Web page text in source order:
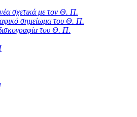
νέα σχετικά με τον Θ. Π.
σημείωμα του Θ. Π.
του Θ. Π.